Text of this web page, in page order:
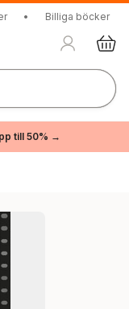
• Billiga böcker
till 50% →